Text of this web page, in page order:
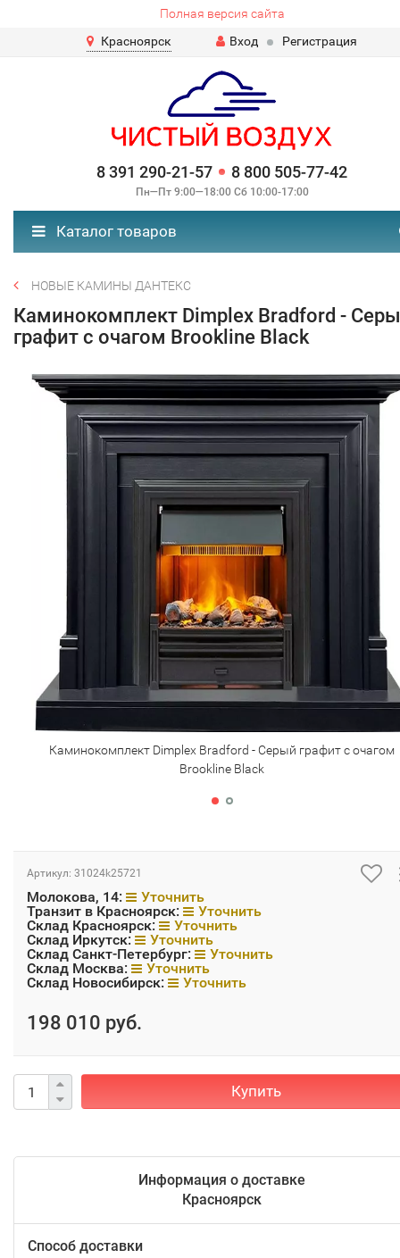
Полная версия сайта
Красноярск
Вход Регистрация
8 391 290-21-57 8 800 505-77-42
Пн—Пт 9:00—18:00 Сб 10:00-17:00
Каталог товаров
НОВЫЕ КАМИНЫ ДАНТЕКС
Каминокомплект Dimplex Bradford -
графит с очагом Brookline Black
Каминокомплект Dimplex Bradford - Серый графит с очагом
Brookline Black
Артикул: 31024k25721
Молокова, 14:
Уточнить
Транзит в Красноярск:
Уточнить
Склад Красноярск:
Уточнить
Склад Иркутск:
Уточнить
Склад Санкт-Петербург:
Уточнить
Склад Москва:
Уточнить
Склад Новосибирск:
Уточнить
198 010 руб.
Купить
Информация о доставке
Красноярск
Способ доставки